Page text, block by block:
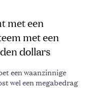
met een
met een
dollars
een waanzinnige
wel een megabedrag